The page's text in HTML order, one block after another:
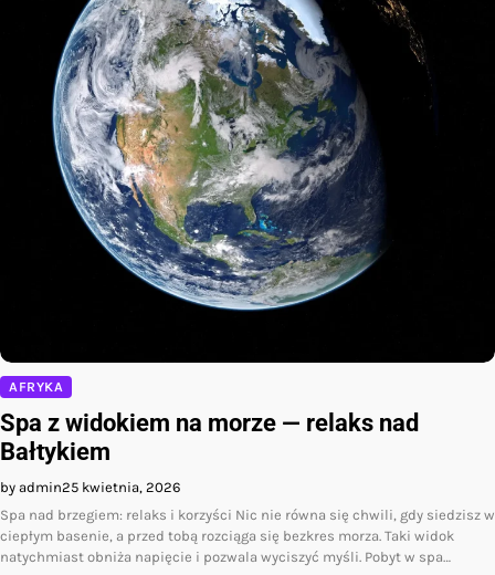
AFRYKA
Spa z widokiem na morze — relaks nad
Bałtykiem
by admin25 kwietnia, 2026
Spa nad brzegiem: relaks i korzyści Nic nie równa się chwili, gdy siedzisz w
ciepłym basenie, a przed tobą rozciąga się bezkres morza. Taki widok
natychmiast obniża napięcie i pozwala wyciszyć myśli. Pobyt w spa…